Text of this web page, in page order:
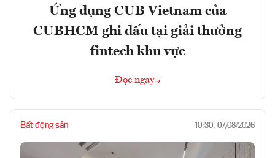
Ứng dụng CUB Vietnam của
CUBHCM ghi dấu tại giải thưởng
fintech khu vực
Đọc ngay
Bất động sản 10:30, 07/08/2026